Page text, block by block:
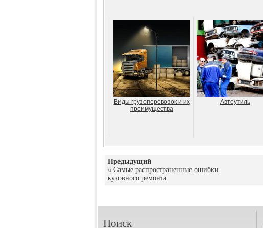
Виды грузоперевозок и их
преимущества
Автоутиль
Предыдущий
« Самые распространенные ошибки
кузовного ремонта
Поиск